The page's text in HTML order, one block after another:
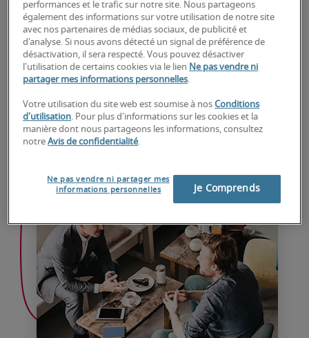
sentiment d’appartenance au sein de ses
collaborateurs. Créer et ancrer une culture
d’entreprise forte est la garantie de la
cohésion et de la motivation pour ses équipes.
En savoir plus
performances et le trafic sur notre site. Nous partageons
également des informations sur votre utilisation de notre site
avec nos partenaires de médias sociaux, de publicité et
d'analyse. Si nous avons détecté un signal de préférence de
désactivation, il sera respecté. Vous pouvez désactiver
l'utilisation de certains cookies via le lien Ne pas vendre ni
partager mes informations personnelles.
Votre utilisation du site web est soumise à nosConditions
d'utilisation. Pour plus d'informations sur les cookies et la
manière dont nous partageons les informations, consultez
notreAvis de confidentialité.
Ne pas vendre ni partager mes
informations personnelles
Je Comprends